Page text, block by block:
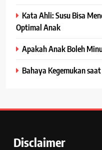
Kata Ahli: Susu Bisa
Optimal Anak
Apakah Anak Boleh
Bahaya Kegemukan
Disclaimer